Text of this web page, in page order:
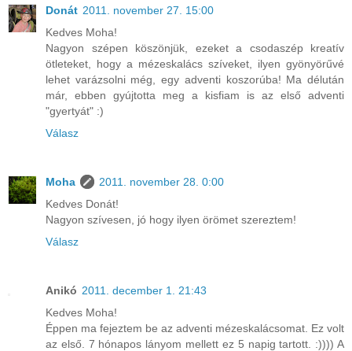
Donát 2011. november 27. 15:00
Kedves Moha!
Nagyon szépen köszönjük, ezeket a csodaszép kreatív
ötleteket, hogy a mézeskalács szíveket, ilyen gyönyörűvé
lehet varázsolni még, egy adventi koszorúba! Ma délután
már, ebben gyújtotta meg a kisfiam is az első adventi
"gyertyát" :)
Válasz
Moha
2011. november 28. 0:00
Kedves Donát!
Nagyon szívesen, jó hogy ilyen örömet szereztem!
Válasz
Anikó 2011. december 1. 21:43
Kedves Moha!
Éppen ma fejeztem be az adventi mézeskalácsomat. Ez volt
az első. 7 hónapos lányom mellett ez 5 napig tartott. :)))) A